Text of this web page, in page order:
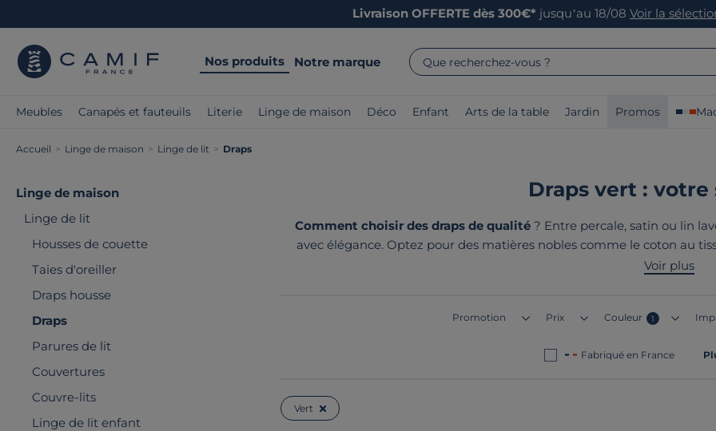
Livraison OFFERTE dès 300€* jusqu’au 18/08 Voir la
Nos produits Notre marque Que recherchez-vous ?
Meubles Canapés et fauteuils Literie Linge de maison Déco Enfant Arts de la table Jardin Promos
Accueil > Linge de maison > Linge de lit > Draps
Linge de maison
Linge de lit
Housses de couette
Taies d'oreiller
Draps housse
Draps
Parures de lit
Couvertures
Couvre-lits
Linge de lit enfant
Draps vert :
Comment choisir des draps de qualité? Entre percale, satin ou lin
avec élégance. Optez pour des matières nobles comme le coton au
toucher soyeux vous garantissent des nuits douces et confortables. Le
Voir plus
Promotion Prix Couleur 1
Fabriqué en France
Vert